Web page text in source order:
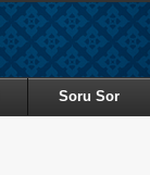
Soru Sor